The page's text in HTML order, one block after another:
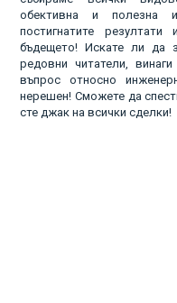
обективна и полезна
постигнатите
бъдещето! Искате ли да
редовни читатели,
въпрос относно
нерешен! Сможете да
сте джак на всички сделки!